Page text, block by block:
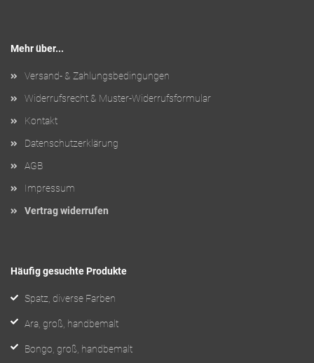
Mehr über...
Versand- & Zahlungsbedingungen
Widerrufsrecht & Muster-Widerrufsformular
Kontakt
Datenschutzerklärung
AGB
Impressum
Vertrag widerrufen
Häufig gesuchte Produkte
Spatz, diverse Farben
Ara, groß, handbemalt
Bongo, groß, handbemalt